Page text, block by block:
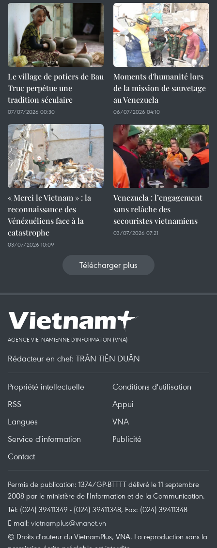
Le village de potiers de Bau
Truc perpétue une
tradition séculaire
07/07/2026 00:30
Moments d'humanité lors
de la mission de sauvetage
au Venezuela
06/07/2026 04:10
« Merci le Vietnam » : la
reconnaissance des
Vénézuéliens face à la
catastrophe
03/07/2026 10:09
Venezuela : l’engagement
sans relâche des
secouristes vietnamiens
03/07/2026 07:21
Télécharger plus
AGENCE VIETNAMIENNE D'INFORMATION (VNA)
Rédacteur en chef: TRÂN TIÊN DUÂN
Propriété intellectuelle
Conditions d'utilisation
RSS
Appui
Langues
VNA
Service d'information
Publicité
Contact
Permis de publication: 1374/GP-BTTTT délivré le 11 septembre
2008 par le ministère de l'Information et de la Communication.
Tél: (024) 39411349 - (024) 39411348, Fax: (024) 39411348
E-mail: vietnamplus@vnanet.vn
© Droits d'auteur du VietnamPlus, VNA. La reproduction sans la